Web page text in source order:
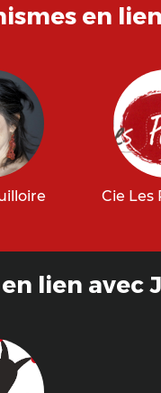
en
Cie Les
lien avec